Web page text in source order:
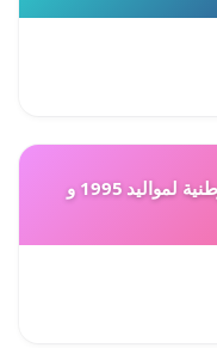
استصدار إعفاء من إلتزامات الخدمة الوطنية لمواليد 1995 و